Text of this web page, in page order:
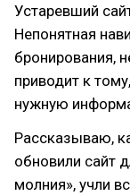
Устаревший
Непонятная
бронирования,
приводит к
нужную
Рассказываю,
обновили сайт
молния», учли